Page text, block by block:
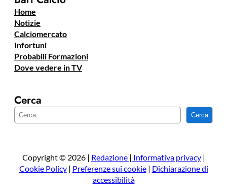
Home
Notizie
Calciomercato
Infortuni
Probabili Formazioni
Dove vedere in TV
Cerca
e
a
Cerca
Copyright © 2026 | Redazione | Informativa privacy|
Cookie Policy| Preferenze sui cookie| Dichiarazione di
accessibilità